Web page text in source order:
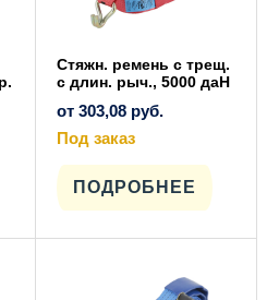
Стяжн. ремень с трещ.
с длин. рыч., 5000 даН
от 303,08 руб.
Под заказ
ПОДРОБНЕЕ
несколько